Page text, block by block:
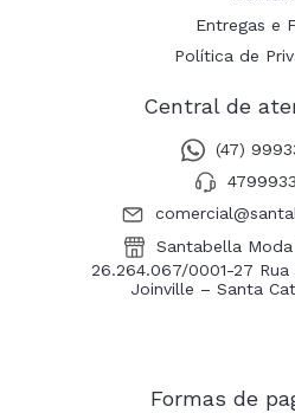
Entregas e
Política de
Central de
(47)
Santabella Moda
26.264.067/0001-27
Joinville – Santa
Formas de